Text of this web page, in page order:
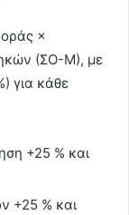
×
(ΣΟ-Μ), με
για κάθε
+25 % και
+25 % και